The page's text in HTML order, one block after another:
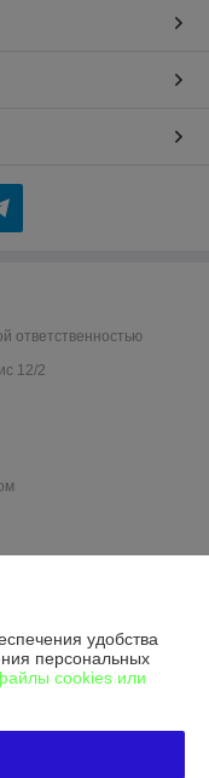
ответственностью
12/2
удобства
персональных
cookies или